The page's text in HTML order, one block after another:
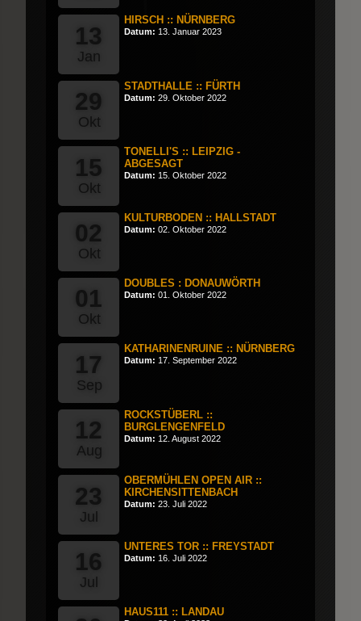
13
Jan
HIRSCH :: NÜRNBERG
Datum: 13. Januar 2023
29
Okt
STADTHALLE :: FÜRTH
Datum: 29. Oktober 2022
15
Okt
TONELLI'S :: LEIPZIG -
ABGESAGT
Datum: 15. Oktober 2022
02
Okt
KULTURBODEN :: HALLSTADT
Datum: 02. Oktober 2022
01
Okt
DOUBLES : DONAUWÖRTH
Datum: 01. Oktober 2022
17
Sep
KATHARINENRUINE :: NÜRNBERG
Datum: 17. September 2022
12
Aug
ROCKSTÜBERL ::
BURGLENGENFELD
Datum: 12. August 2022
23
Jul
OBERMÜHLEN OPEN AIR ::
KIRCHENSITTENBACH
Datum: 23. Juli 2022
16
Jul
UNTERES TOR :: FREYSTADT
Datum: 16. Juli 2022
HAUS111 :: LANDAU